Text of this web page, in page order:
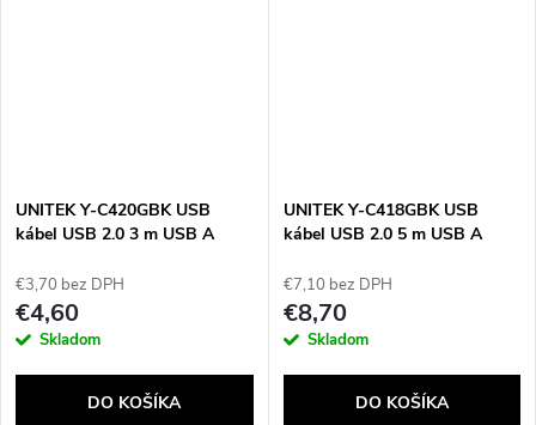
UNITEK Y-C420GBK USB
kábel USB 2.0 3 m USB A
€3,70 bez DPH
€4,60
Skladom
DO KOŠÍKA
UNITEK Y-C418GBK USB
kábel USB 2.0 5 m USB A
€7,10 bez DPH
€8,70
Skladom
DO KOŠÍKA